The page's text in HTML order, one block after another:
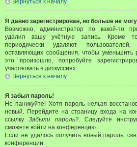
Вернуться к началу
Я давно зарегистрирован, но больше не
Возможно, администратор по какой-то
удалил вашу учётную запись. Кроме
периодически удаляют
оставляющих сообщения, чтобы уменьшить
это произошло, попробуйте
участвовать в дискуссиях.
Вернуться к началу
Я забыл пароль!
Не паникуйте! Хотя пароль нельзя
новый. Перейдите на страницу входа на
ссылкуЗабыли пароль?. Следуйте
сможете войти на конференцию.
Если не удалось получить новый пароль,
конференции.